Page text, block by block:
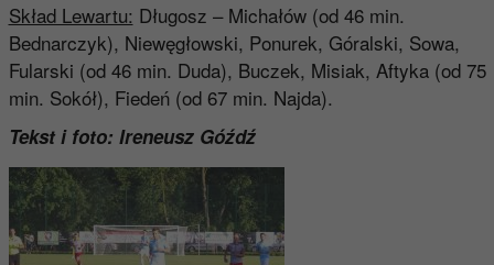
Skład Lewartu: Długosz – Michałów (od 46 min.
Bednarczyk), Niewęgłowski, Ponurek, Góralski, Sowa,
Fularski (od 46 min. Duda), Buczek, Misiak, Aftyka (od 75
min. Sokół), Fiedeń (od 67 min. Najda).
Tekst i foto: Ireneusz Góźdź